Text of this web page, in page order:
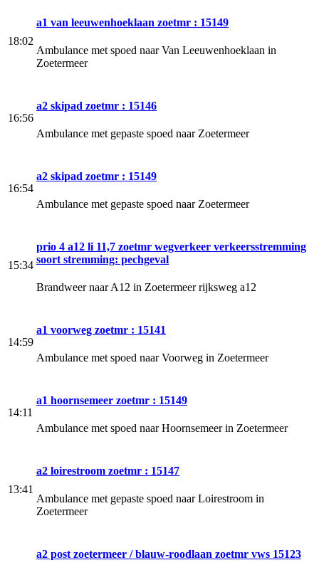
18:02
a1 van leeuwenhoeklaan zoetmr : 15149
Ambulance met spoed naar Van Leeuwenhoeklaan in
Zoetermeer
16:56
a2 skipad zoetmr : 15146
Ambulance met gepaste spoed naar Zoetermeer
16:54
a2 skipad zoetmr : 15149
Ambulance met gepaste spoed naar Zoetermeer
15:34
prio 4 a12 li 11,7 zoetmr wegverkeer verkeersstremming
soort stremming: pechgeval
Brandweer naar A12 in Zoetermeer rijksweg a12
14:59
a1 voorweg zoetmr : 15141
Ambulance met spoed naar Voorweg in Zoetermeer
14:11
a1 hoornsemeer zoetmr : 15149
Ambulance met spoed naar Hoornsemeer in Zoetermeer
13:41
a2 loirestroom zoetmr : 15147
Ambulance met gepaste spoed naar Loirestroom in
Zoetermeer
a2 post zoetermeer / blauw-roodlaan zoetmr vws 15123